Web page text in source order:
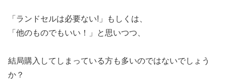
「ランドセルは必要ない!」もしくは、
「他のものでもいい！」と思いつつ、
結局購入してしまっている方も多いのではないでしょう
か？